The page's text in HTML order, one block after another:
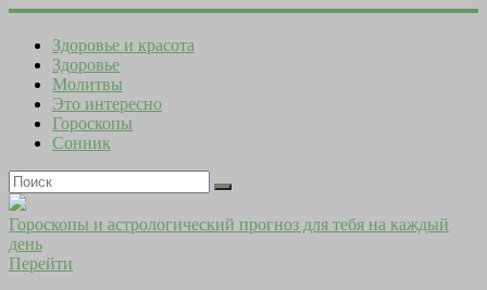
Здоровье и красота
Здоровье
Молитвы
Это интересно
Гороскопы
Сонник
Гороскопы и астрологический прогноз для тебя на каждый
день
Перейти